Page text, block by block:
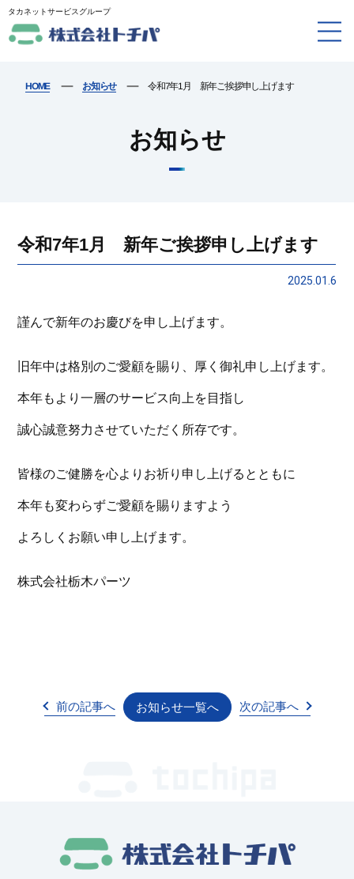
タカネットサービスグループ
HOME ー お知らせ ー 令和7年1月 新年ご挨拶申し上げます
お知らせ
令和7年1月 新年ご挨拶申し上げます
2025.01.6
謹んで新年のお慶びを申し上げます。
旧年中は格別のご愛顧を賜り、厚く御礼申し上げます。
本年もより一層のサービス向上を目指し
誠心誠意努力させていただく所存です。
皆様のご健勝を心よりお祈り申し上げるとともに
本年も変わらずご愛顧を賜りますよう
よろしくお願い申し上げます。
株式会社栃木パーツ
前の記事へ お知らせ一覧へ 次の記事へ